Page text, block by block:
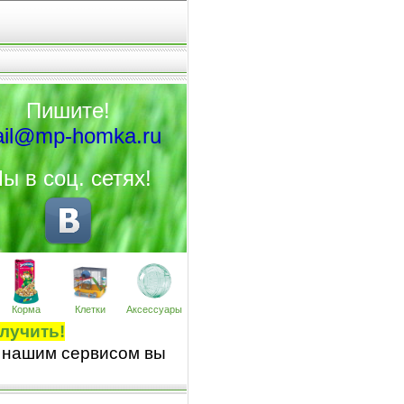
Пишите!
homka.ru
в соц. сетях!
Корма Клетки Аксессуары
нашим сервисом вы